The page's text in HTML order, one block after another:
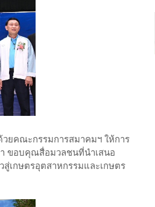
ยคณะกรรมการสมาคมฯ ให้การ
ขอบคุณสื่อมวลชนที่นำเสนอ
สู่เกษตรอุตสาหกรรมและเกษตร